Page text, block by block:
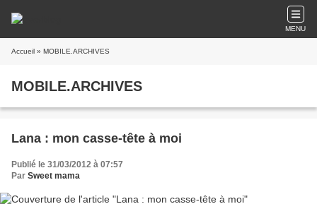
MENU
Accueil » MOBILE.ARCHIVES
MOBILE.ARCHIVES
Lana : mon casse-tête à moi
Publié le 31/03/2012 à 07:57
Par Sweet mama